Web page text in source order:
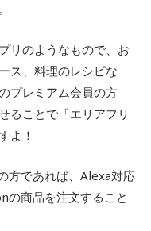
リのようなもので、お
ス、料理のレシピな
プレミアム会員の方
ることで「エリアフリ
よ！
方であれば、Alexa対応
の商品を注文すること